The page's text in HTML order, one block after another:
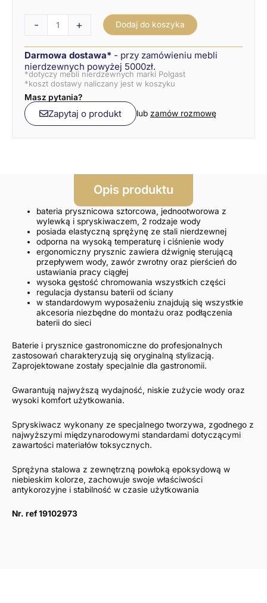
-
i
spryskiwaczem
|
ASBER
GD2C-
60
E
N
+ Dodaj do koszyka
Darmowa dostawa* - przy zamówieniu mebli
nierdzewnych powyżej 5000zł.
*dotyczy mebli nierdzewnych marki Polgast
*koszt dostawy naliczany jest w koszyku
Masz pytania?
Zapytaj o produkt lub zamów rozmowę
Opis produktu
bateria prysznicowa sztorcowa, jednootworowa z
wylewką i spryskiwaczem, 2 rodzaje wody
posiada elastyczną sprężynę ze stali nierdzewnej
odporna na wysoką temperaturę i ciśnienie wody
ergonomiczny prysznic zawiera dźwignię sterującą
przepływem wody, zawór zwrotny oraz pierścień do
ustawiania pracy ciągłej
wysoka gęstość chromowania wszystkich części
regulacja dystansu baterii od ściany
w standardowym wyposażeniu znajdują się wszystkie
akcesoria niezbędne do montażu oraz podłączenia
baterii do sieci
Baterie i prysznice gastronomiczne do profesjonalnych
zastosowań charakteryzują się oryginalną stylizacją.
Zaprojektowane zostały specjalnie dla gastronomii.
Gwarantują najwyższą wydajność, niskie zużycie wody oraz
wysoki komfort użytkowania.
Spryskiwacz wykonany ze specjalnego tworzywa, zgodnego z
najwyższymi międzynarodowymi standardami dotyczącymi
zawartości materiałów toksycznych.
Sprężyna stalowa z zewnętrzną powłoką epoksydową w
niebieskim kolorze, zachowuje swoje właściwości
antykorozyjne i stabilność w czasie użytkowania
Nr. ref 19102973